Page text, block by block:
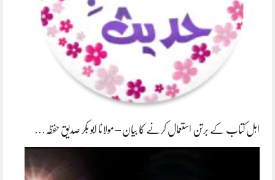
اہل کتاب کے برتن استعمال کرنے کا بیان – مولانا ابو بکر صدیق حفظہ…